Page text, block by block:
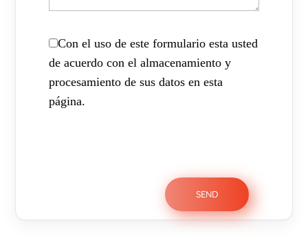
Con el uso de este formulario esta usted
de acuerdo con el almacenamiento y
procesamiento de sus datos en esta
página.